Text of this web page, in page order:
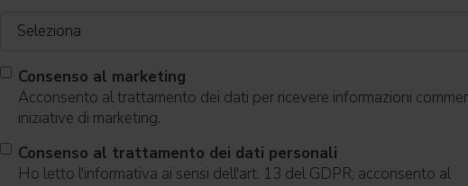
Consenso al marketing
Acconsento al trattamento dei dati per ricevere informazioni
iniziative di marketing.
Consenso al trattamento dei dati personali
Ho letto l'informativa ai sensi dell'art. 13 del GDPR; acconsento al